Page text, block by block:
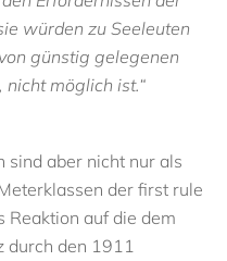
würden zu Seeleuten
günstig gelegenen
möglich ist.“
sind aber nicht nur als
der first rule
Reaktion auf die dem
durch den 1911